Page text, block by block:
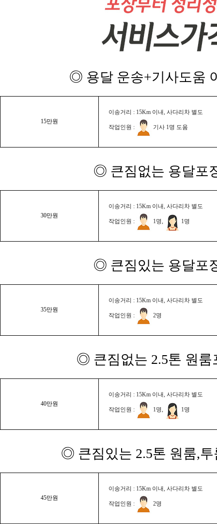
◎ 용달 운송+기사도움
15만원
이송거리 : 15Km 이내, 사다리차 별도
작업인원 : 기사 1명 도움
◎ 큰짐없는 용달포
30만원
이송거리 : 15Km 이내, 사다리차 별도
작업인원 : 1명, 1명
◎ 큰짐있는 용달포
35만원
이송거리 : 15Km 이내, 사다리차 별도
작업인원 : 2명
◎ 큰짐없는 2.5톤 원룸
40만원
이송거리 : 15Km 이내, 사다리차 별도
작업인원 : 1명, 1명
◎ 큰짐있는 2.5톤 원룸,
45만원
이송거리 : 15Km 이내, 사다리차 별도
작업인원 : 2명